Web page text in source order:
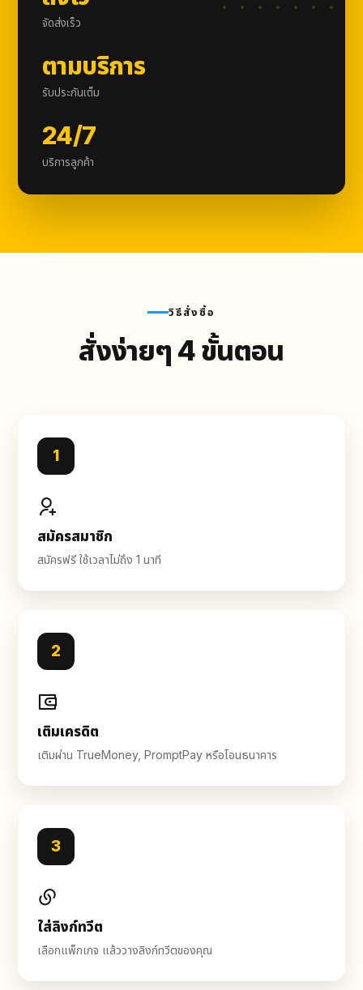
จัดส่งเร็ว
ตามบริการ
รับประกันเต็ม
24/7
บริการลูกค้า
วิธีสั่งซื้อ
สั่งง่ายๆ 4 ขั้นตอน
1
สมัครสมาชิก
สมัครฟรี ใช้เวลาไม่ถึง 1 นาที
2
เติมเครดิต
เติมผ่าน TrueMoney, PromptPay หรือโอนธนาคาร
3
ใส่ลิงก์ทวีต
เลือกแพ็กเกจ แล้ววางลิงก์ทวีตของคุณ